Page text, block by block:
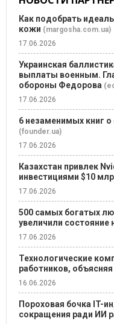
Как подобрать
кожи (margosha.com.ua)
17.06.2026
Украинская
выплаты военным.
обороны Федорова
17.06.2026
6 незаменимых книг о
(founder.ua)
17.06.2026
Казахстан привлек
инвестициями $10
17.06.2026
500 самых богатых
увеличили состояние
17.06.2026
Технологические
работников, объясняя
16.06.2026
Пороховая бочка IT-
сокращения ради ИИ